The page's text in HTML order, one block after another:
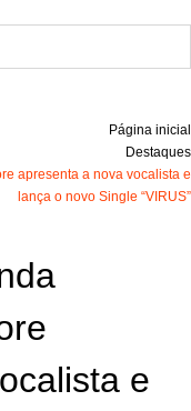
Página inicial
Destaques
apresenta a nova vocalista e
lança o novo Single “VIRUS”
e